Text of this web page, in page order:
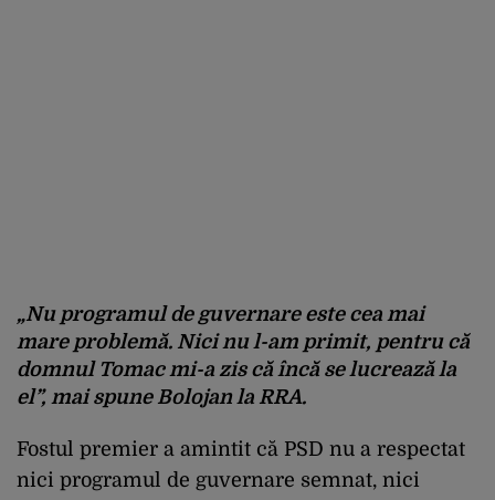
„Nu programul de guvernare este cea mai
mare problemă. Nici nu l-am primit, pentru că
domnul Tomac mi-a zis că încă se lucrează la
el”, mai spune Bolojan la RRA.
Fostul premier a amintit că PSD nu a respectat
nici programul de guvernare semnat, nici